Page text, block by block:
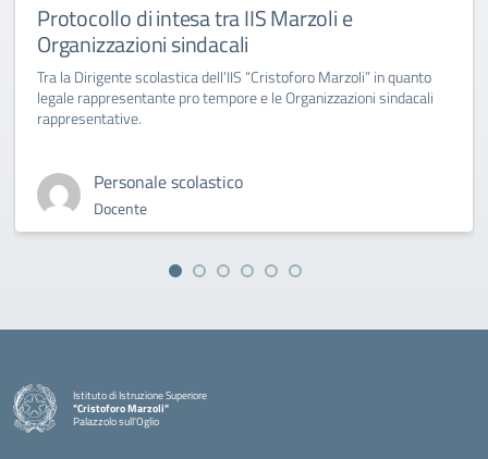
Protocollo di intesa tra IIS Marzoli e
Organizzazioni sindacali
Tra la Dirigente scolastica dell’IIS “Cristoforo Marzoli” in quanto
legale rappresentante pro tempore e le Organizzazioni sindacali
rappresentative.
Personale scolastico
Docente
Istituto di Istruzione Superiore
"Cristoforo Marzoli"
Palazzolo sull'Oglio
— Visita la pagina iniziale della scuola